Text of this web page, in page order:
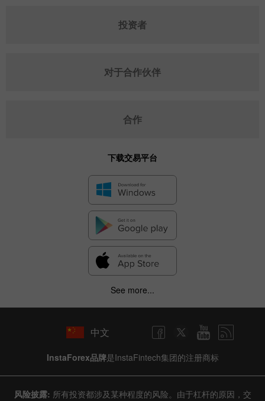
投资者
对于合作伙伴
合作
下载交易平台
See more...
中文
InstaForex品牌是InstaFintech集团的注册商标
风险披露: 所有投资都涉及某种程度的风险。由于杠杆的原因，交